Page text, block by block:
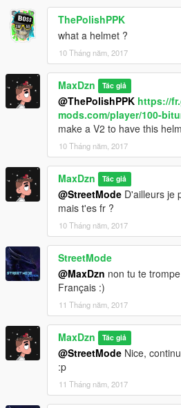
ThePolishPPK
what a helmet ?
10 Tháng năm, 2017
MaxDzn Tác giả
@ThePolishPPK https://
mods.com/player/100-
make a V2 to have this
10 Tháng năm, 2017
MaxDzn Tác giả
@StreetMode D'ailleurs je
mais t'es fr ?
10 Tháng năm, 2017
StreetMode
@MaxDzn non tu te
Français :)
11 Tháng năm, 2017
MaxDzn Tác giả
@StreetMode Nice,
:p
11 Tháng năm, 2017